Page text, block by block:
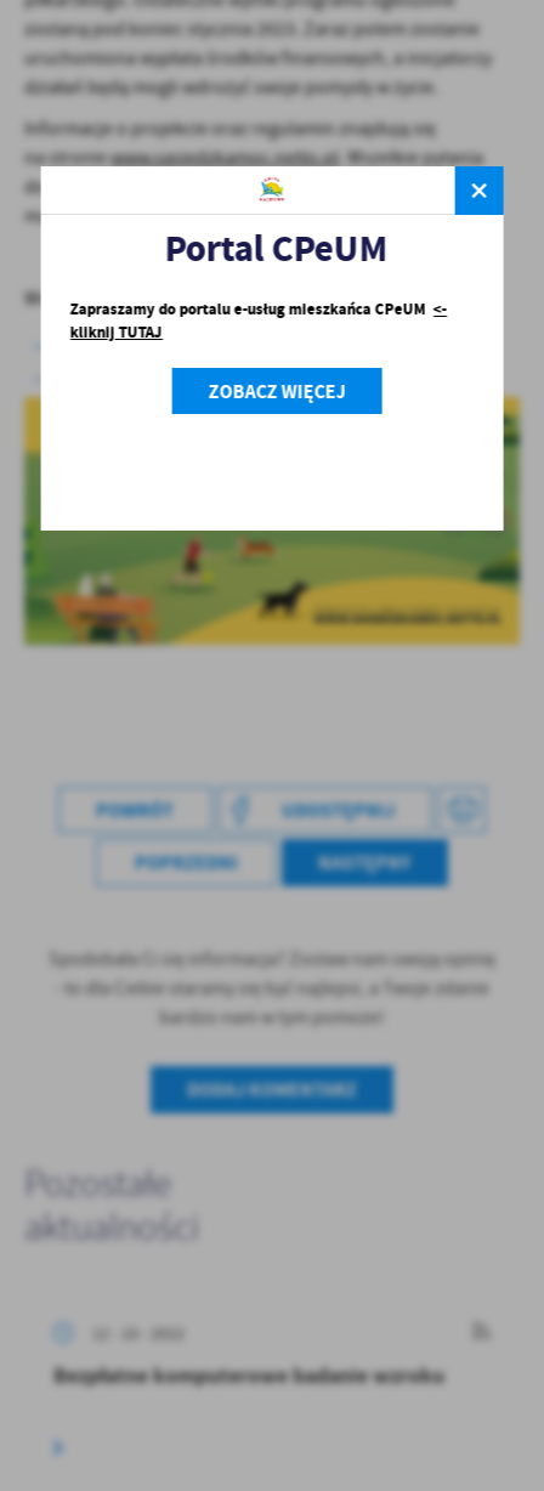
zostaną pod koniec stycznia 2023. Zaraz potem zostanie
uruchomiona wypłata środków finansowych, a inicjatorzy
działań będą mogli wdrożyć swoje pomysły w życie.
Informacje o projekcie oraz regulamin znajdują się
na stroniewww.sasiedzkamoc.netto.pl . Wszelkie pytania
dotyczące programu Sąsiedzka Moc można zadawać
mailowo:sasiedzkamoc@netto.pl.
Więcej informacji o Netto na:
stronie www:
profilu na Facebooku:Netto Polska.
POWRÓT UDOSTĘPNIJ
POPRZEDNI NASTĘPNY
Spodobała Ci się informacja? Zostaw nam swoją opinię
- to dla Ciebie staramy się być najlepsi, a Twoje zdanie
bardzo nam w tym pomoże!
DODAJ KOMENTARZ
Pozostałe
aktualności
Bezpłatne komputerowe badanie wzroku
Portal CPeUM
Zapraszamy do portalu e-usług mieszkańca CPeUM<-
kliknij TUTAJ
ZOBACZ WIĘCEJ